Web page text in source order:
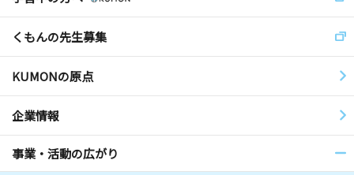
くもんの先生募集
KUMONの原点
企業情報
事業・活動の広がり